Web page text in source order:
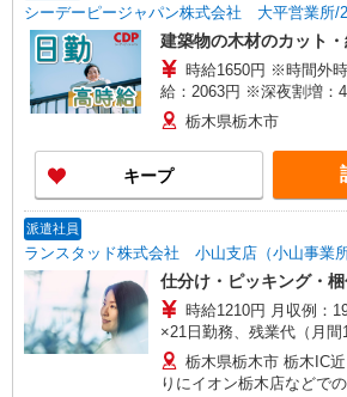
県】さいたま市中央区、
市、鴻巣市、上尾市、寄
八王子市、日野市、羽村
（金沢区・戸塚区・神奈
区）、綾瀬市、大和市、
県】いわき市、郡山市 【
大和町 【岩手県】北上市
磐田市 【兵庫県】姫路市
市、豊田市、岡崎市、小
市小倉南区、宮若市、田
シーデーピージャパン株式会社 大平営業所/
建築物の木材のカット
時給1650円 ※時間外
給：2063円 ※深夜割増：
栃木県栃木市
キープ
派遣社員
ランスタッド株式会社 小山支店（小山事業
仕分け・ピッキング・
時給1210円 月収例：
×21日勤務、残業代（月
円）の場合＋交通費別途
当社規定あり。
栃木県栃木市 栃木IC
りにイオン栃木店などで